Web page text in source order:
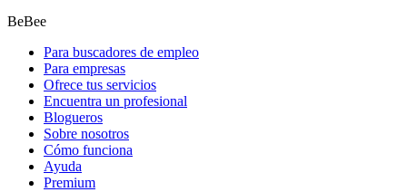
BeBee
Para buscadores de empleo
Para empresas
Ofrece tus servicios
Encuentra un profesional
Blogueros
Sobre nosotros
Cómo funciona
Ayuda
Premium